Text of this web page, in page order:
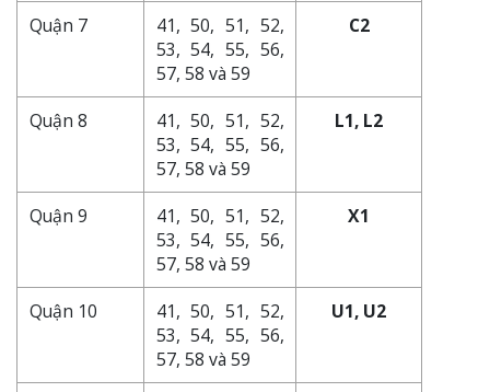
Quận 7
41, 50, 51, 52,
53, 54, 55, 56,
57, 58 và 59
C2
Quận 8
41, 50, 51, 52,
53, 54, 55, 56,
57, 58 và 59
L1, L2
Quận 9
41, 50, 51, 52,
53, 54, 55, 56,
57, 58 và 59
X1
Quận 10
41, 50, 51, 52,
53, 54, 55, 56,
57, 58 và 59
U1, U2